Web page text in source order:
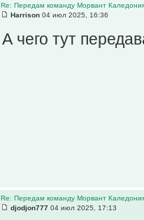
Re: Передам команду Морвант
Harrison 04 июл 2025, 16:36
А чего тут
Re: Передам команду Морвант
djodjon777 04 июл 2025, 17:13